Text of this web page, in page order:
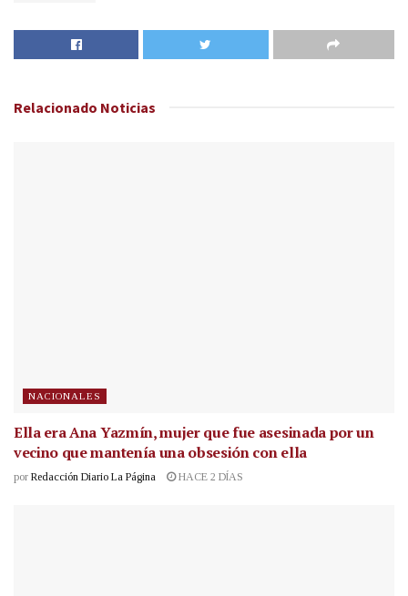
Relacionado Noticias
NACIONALES
Ella era Ana Yazmín, mujer que fue asesinada por un
vecino que mantenía una obsesión con ella
por Redacción Diario La Página HACE 2 DÍAS